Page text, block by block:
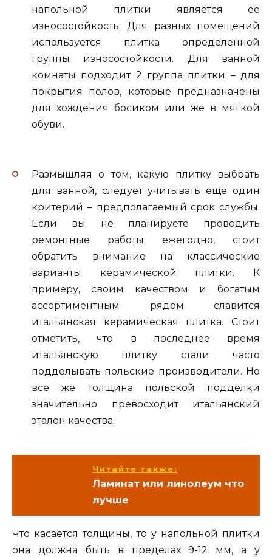
напольной плитки является ее
износостойкость. Для разных помещений
используется плитка определенной
группы износостойкости. Для ванной
комнаты подходит 2 группа плитки – для
покрытия полов, которые предназначены
для хождения босиком или же в мягкой
обуви.
Размышляя о том, какую плитку выбрать
для ванной, следует учитывать еще один
критерий – предполагаемый срок службы.
Если вы не планируете проводить
ремонтные работы ежегодно, стоит
обратить внимание на классические
варианты керамической плитки. К
примеру, своим качеством и богатым
ассортиментным рядом славится
итальянская керамическая плитка. Стоит
отметить, что в последнее время
итальянскую плитку стали часто
подделывать польские производители. Но
все же толщина польской подделки
значительно превосходит итальянский
эталон качества.
Читайте также:
Ламинат или линолеум что
лучше
Что касается толщины, то у напольной плитки
она должна быть в пределах 9-12 мм, а у